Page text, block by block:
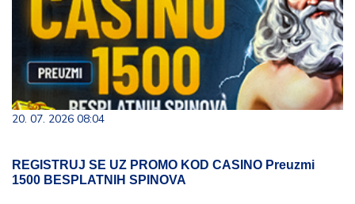
20. 07. 2026 08:04
REGISTRUJ SE UZ PROMO KOD CASINO Preuzmi
1500 BESPLATNIH SPINOVA